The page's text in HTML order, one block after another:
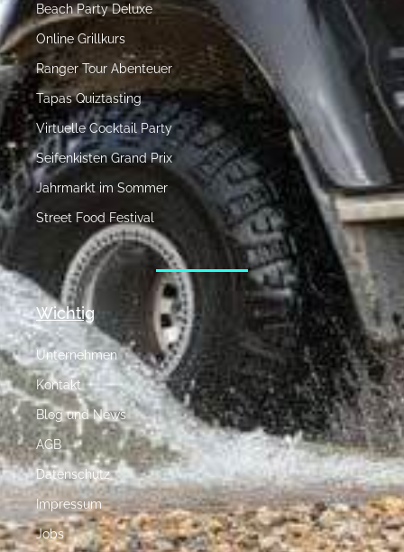
Beach Party Deluxe
Online Grillkurs
Ranger Tour Abenteuer
Tapas Quiztasting
Virtuelle Cocktail Party
Seifenkisten Grand Prix
Jahrmarkt im Sommer
Street Food Festival
Wichtig
Unternehmen
Kontakt
Blog und News
AGB
Datenschutz
Impressum
Jobs